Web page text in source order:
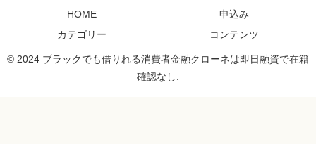
HOME
申込み
カテゴリー
コンテンツ
© 2024 ブラックでも借りれる消費者金融クローネは即日融資で在籍
確認なし.